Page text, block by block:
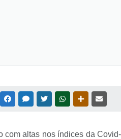
FACEBOOKMESSENGER
TWITTERWHATSAPPOUTRAS
com altas nos índices da